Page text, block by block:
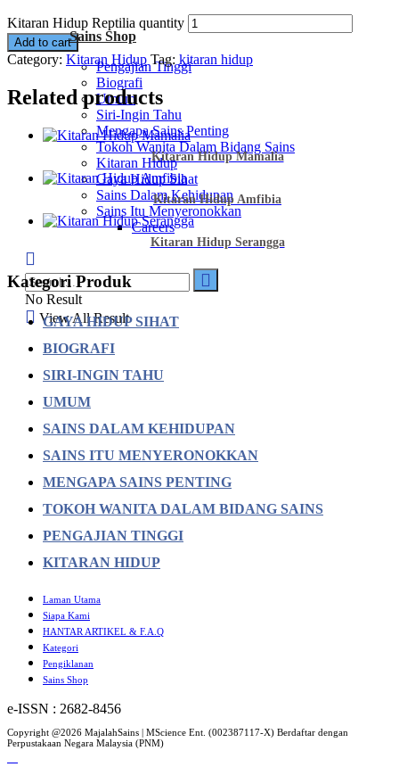
Sains Shop
Pengajian Tinggi
Biografi
Umum
Siri-Ingin Tahu
Mengapa Sains Penting
Tokoh Wanita Dalam Bidang Sains
Kitaran Hidup
Gaya Hidup Sihat
Sains Dalam Kehidupan
Sains Itu Menyeronokkan
Careers
No Result
View All Result
Kitaran Hidup Reptilia quantity
Add to cart
Category: Kitaran Hidup Tag: kitaran hidup
Related products
Kitaran Hidup Mamalia
Kitaran Hidup Amfibia
Kitaran Hidup Serangga
Kategori Produk
GAYA HIDUP SIHAT
BIOGRAFI
SIRI-INGIN TAHU
UMUM
SAINS DALAM KEHIDUPAN
SAINS ITU MENYERONOKKAN
MENGAPA SAINS PENTING
TOKOH WANITA DALAM BIDANG SAINS
PENGAJIAN TINGGI
KITARAN HIDUP
Laman Utama
Siapa Kami
HANTAR ARTIKEL & F.A.Q
Kategori
Pengiklanan
Sains Shop
e-ISSN : 2682-8456
Copyright @2026 MajalahSains | MScience Ent. (002387117-X) Berdaftar dengan
Perpustakaan Negara Malaysia (PNM)